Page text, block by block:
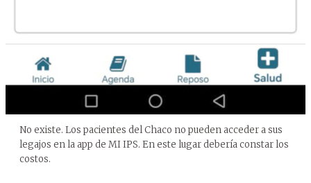
No existe. Los pacientes del Chaco no pueden acceder a sus
legajos en la app de MI IPS. En este lugar debería constar los
costos.